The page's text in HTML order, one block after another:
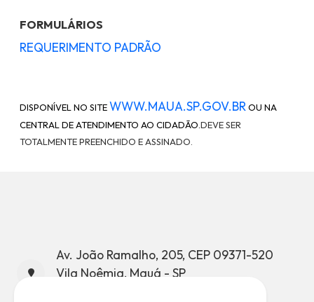
FORMULÁRIOS
REQUERIMENTO PADRÃO
DISPONÍVEL NO SITEWWW.MAUA.SP.GOV.BROU NA
CENTRAL DE ATENDIMENTO AO CIDADÃO. DEVE SER
TOTALMENTE PREENCHIDO E ASSINADO.
Av. João Ramalho, 205, CEP 09371-520
Vila Noêmia, Mauá - SP